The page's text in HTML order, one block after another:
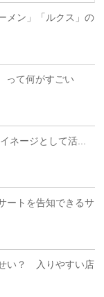
メン」「ルクス」の
って何がすごい
ネージとして活...
ートを告知できるサ
い？ 入りやすい店